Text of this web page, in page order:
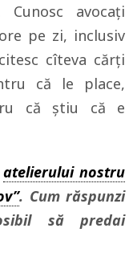
avocaţi
pe zi, inclusiv
cîteva cărţi
că le place,
că ştiu că e
atelierului nostru
. Cum răspunzi
să predai